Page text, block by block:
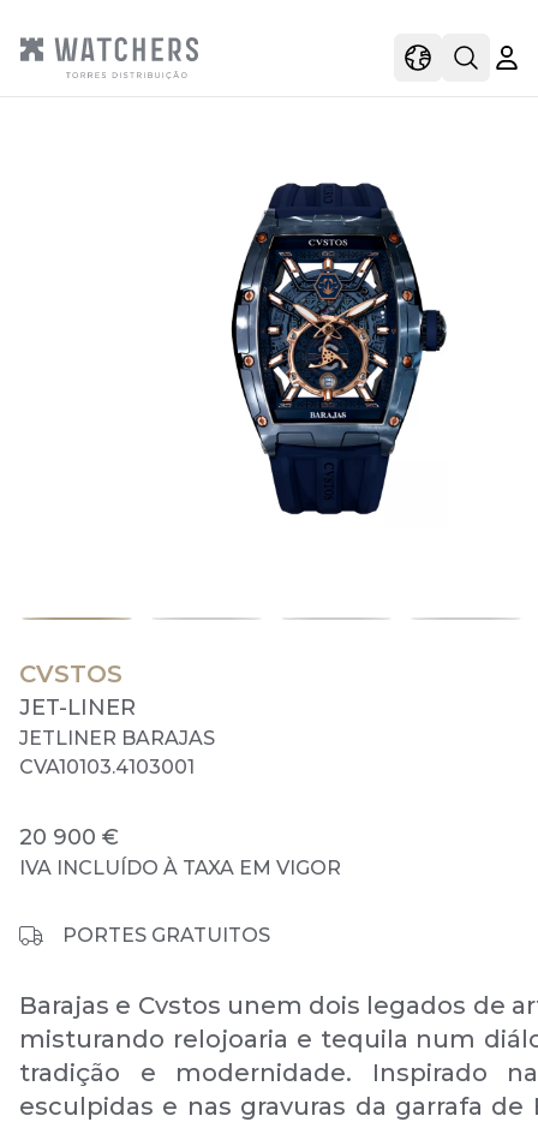
viewOpen
CVSTOS
JET-LINER
JETLINER BARAJAS
CVA10103.4103001
20 900 €
IVA INCLUÍDO À TAXA EM VIGOR
PORTES GRATUITOS
Barajas e Cvstos unem dois legados de
misturando relojoaria e tequila num
tradição e modernidade. Inspirado
esculpidas e nas gravuras da garrafa de